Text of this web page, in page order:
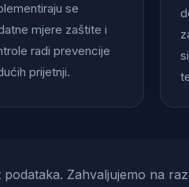
se
mjere zaštite i
radi prevencije
prijetnji.
Zahvaljujemo na